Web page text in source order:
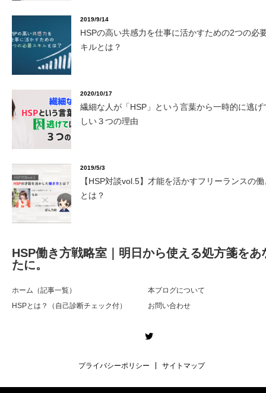
2019/9/14
HSPの高い共感力を仕事に活かすための2つの必
キルとは？
2020/10/17
繊細な人が「HSP」という言葉から一時的に逃げ
しい３つの理由
2019/5/3
【HSP対談vol.5】才能を活かすフリーランスの
とは？
HSP働き方戦略室｜明日から使える処方箋をあ
たに。
ホーム（記事一覧）
本ブログについて
HSPとは？（自己診断チェック付）
お問い合わせ
プライバシーポリシー サイトマップ